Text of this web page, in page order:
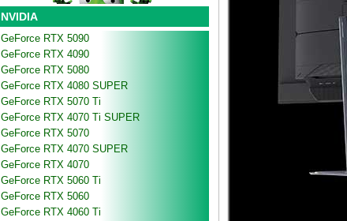
NVIDIA
GeForce RTX 5090
GeForce RTX 4090
GeForce RTX 5080
GeForce RTX 4080 SUPER
GeForce RTX 5070 Ti
GeForce RTX 4070 Ti SUPER
GeForce RTX 5070
GeForce RTX 4070 SUPER
GeForce RTX 4070
GeForce RTX 5060 Ti
GeForce RTX 5060
GeForce RTX 4060 Ti